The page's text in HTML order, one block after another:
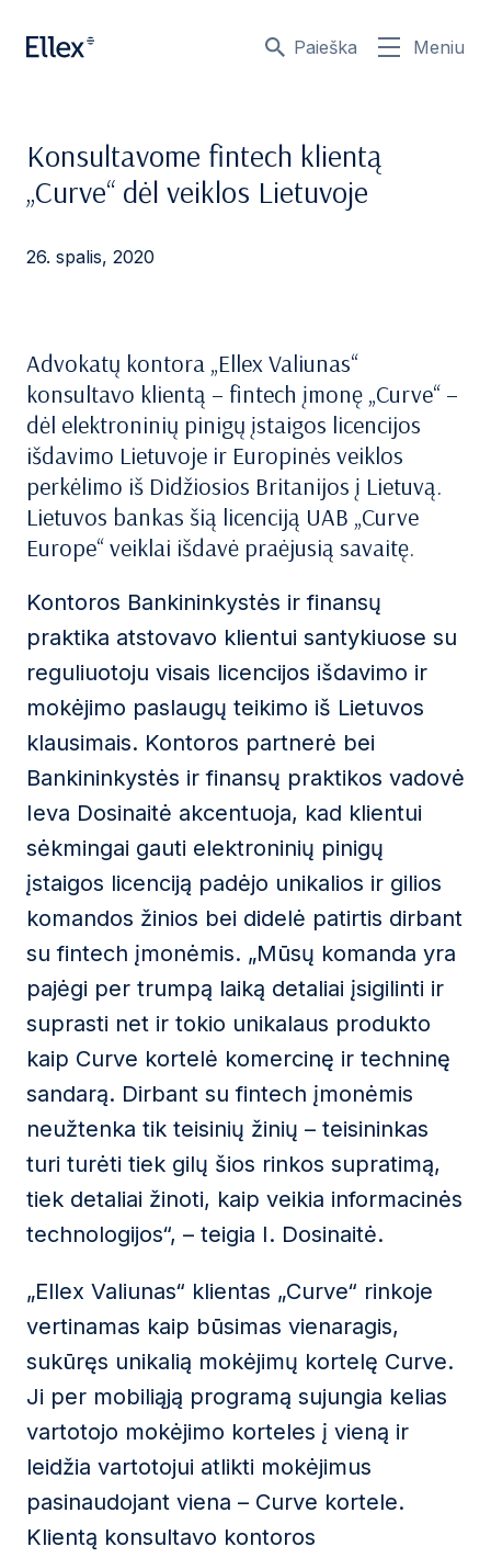
Paieška Meniu
Konsultavome fintech klientą
„Curve“ dėl veiklos Lietuvoje
26. spalis, 2020
Advokatų kontora „Ellex Valiunas“
konsultavo klientą – fintech įmonę „Curve“ –
dėl elektroninių pinigų įstaigos licencijos
išdavimo Lietuvoje ir Europinės veiklos
perkėlimo iš Didžiosios Britanijos į Lietuvą.
Lietuvos bankas šią licenciją UAB „Curve
Europe“ veiklai išdavė praėjusią savaitę.
Kontoros Bankininkystės ir finansų
praktika atstovavo klientui santykiuose su
reguliuotoju visais licencijos išdavimo ir
mokėjimo paslaugų teikimo iš Lietuvos
klausimais. Kontoros partnerė bei
Bankininkystės ir finansų praktikos vadovė
Ieva Dosinaitė akcentuoja, kad klientui
sėkmingai gauti elektroninių pinigų
įstaigos licenciją padėjo unikalios ir gilios
komandos žinios bei didelė patirtis dirbant
su fintech įmonėmis. „Mūsų komanda yra
pajėgi per trumpą laiką detaliai įsigilinti ir
suprasti net ir tokio unikalaus produkto
kaip Curve kortelė komercinę ir techninę
sandarą. Dirbant su fintech įmonėmis
neužtenka tik teisinių žinių – teisininkas
turi turėti tiek gilų šios rinkos supratimą,
tiek detaliai žinoti, kaip veikia informacinės
technologijos“, – teigia I. Dosinaitė.
„Ellex Valiunas“ klientas „Curve“ rinkoje
vertinamas kaip būsimas vienaragis,
sukūręs unikalią mokėjimų kortelę Curve.
Ji per mobiliąją programą sujungia kelias
vartotojo mokėjimo korteles į vieną ir
leidžia vartotojui atlikti mokėjimus
pasinaudojant viena – Curve kortele.
Klientą konsultavo kontoros